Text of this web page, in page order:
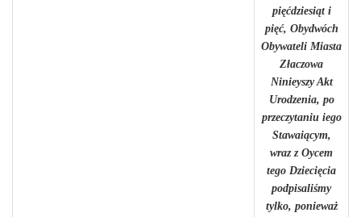
pięćdziesiąt i
pięć, Obydwóch
Obywateli Miasta
Złaczowa
Ninieyszy Akt
Urodzenia, po
przeczytaniu iego
Stawaiącym,
wraz z Oycem
tego Dziecięcia
podpisaliśmy
tylko, ponieważ